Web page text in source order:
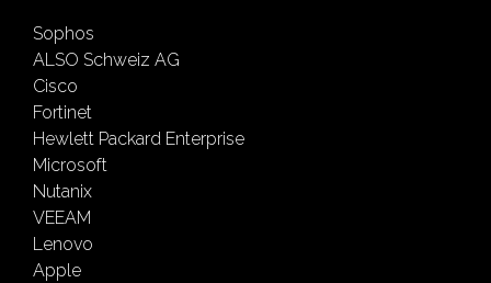
Sophos
ALSO Schweiz AG
Cisco
Fortinet
Hewlett Packard Enterprise
Microsoft
Nutanix
VEEAM
Lenovo
Apple